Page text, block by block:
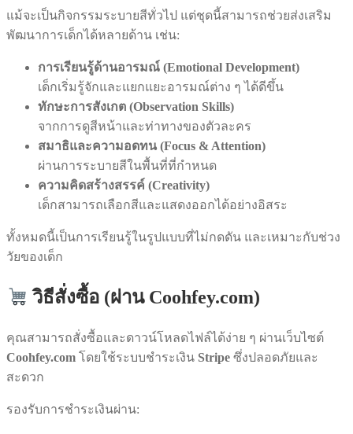
แม้จะเป็นกิจกรรมระบายสีทั่วไป แต่ชุดนี้สามารถช่วยส่งเสริม
พัฒนาการเด็กได้หลายด้าน เช่น:
การเรียนรู้ด้านอารมณ์ (Emotional Development)
เด็กเริ่มรู้จักและแยกแยะอารมณ์ต่าง ๆ ได้ดีขึ้น
ทักษะการสังเกต (Observation Skills)
จากการดูสีหน้าและท่าทางของตัวละคร
สมาธิและความอดทน (Focus & Attention)
ผ่านการระบายสีในพื้นที่ที่กำหนด
ความคิดสร้างสรรค์ (Creativity)
เด็กสามารถเลือกสีและแสดงออกได้อย่างอิสระ
ทั้งหมดนี้เป็นการเรียนรู้ในรูปแบบที่ไม่กดดัน และเหมาะกับช่วง
วัยของเด็ก
วิธีสั่งซื้อ (ผ่าน Coohfey.com)
คุณสามารถสั่งซื้อและดาวน์โหลดไฟล์ได้ง่าย ๆ ผ่านเว็บไซต์
Coohfey.com โดยใช้ระบบชำระเงิน Stripe ซึ่งปลอดภัยและ
สะดวก
รองรับการชำระเงินผ่าน: